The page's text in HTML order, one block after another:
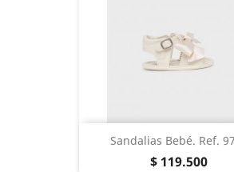
Sandalias Bebé. Ref.
Precio
$ 119.500